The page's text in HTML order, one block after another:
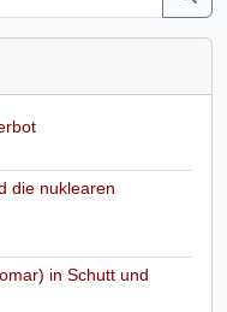
die nuklearen
in Schutt und